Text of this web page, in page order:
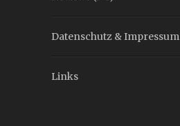
Datenschutz & Impressum
Links